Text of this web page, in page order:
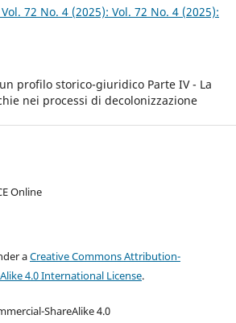
72 No. 4 (2025): Vol. 72 No. 4 (2025):
profilo storico-giuridico Parte IV - La
nei processi di decolonizzazione
Online
aCreative Commons Attribution-
4.0 International License.
ShareAlike 4.0